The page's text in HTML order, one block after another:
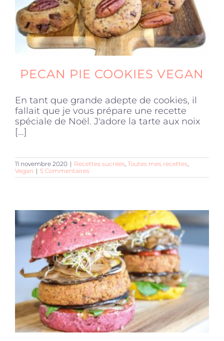
PECAN PIE COOKIES VEGAN
En tant que grande adepte de cookies, il
fallait que je vous prépare une recette
spéciale de Noël. J'adore la tarte aux noix
[...]
11 novembre 2020 | Recettes sucrées Toutes mes recettes
Vegan | 5 Commentaires